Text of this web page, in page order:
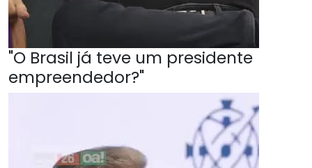
"O Brasil já teve um presidente
empreendedor?"